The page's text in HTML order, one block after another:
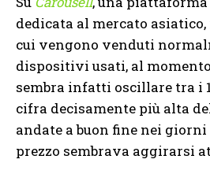
dedicata al mercato
cui vengono venduti
dispositivi usati, al
sembra infatti oscillare tra i
cifra decisamente più alta
andate a buon fine nei
prezzo sembrava aggirarsi